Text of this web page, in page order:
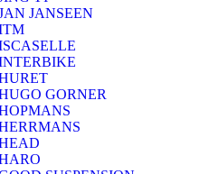
JANSEEN
GORNER